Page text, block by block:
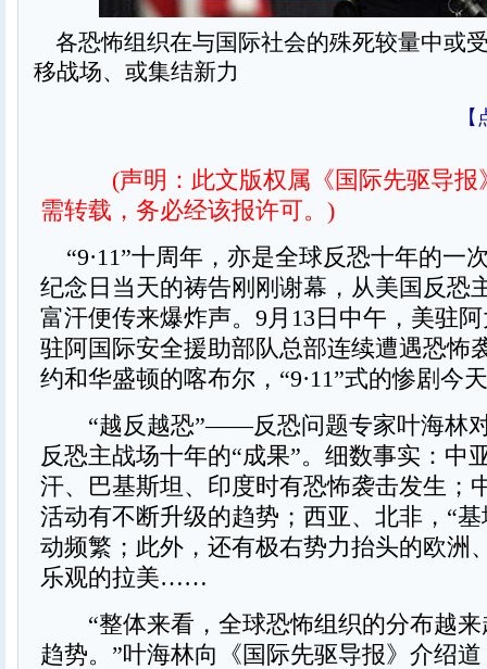
各恐怖组织在与国际社会的殊死较量中或
移战场、或集结新力
(声明：此文版权属《国际先驱导报
需转载，务必经该报许可。)
“9·11”十周年，亦是全球反恐十年的一
纪念日当天的祷告刚刚谢幕，从美国反恐
富汗便传来爆炸声。9月13日中午，美驻
驻阿国际安全援助部队总部连续遭遇恐怖
约和华盛顿的喀布尔，“9·11”式的惨剧今
“越反越恐”——反恐问题专家叶海林
反恐主战场十年的“成果”。细数事实：中
汗、巴基斯坦、印度时有恐怖袭击发生；
活动有不断升级的趋势；西亚、北非，“
动频繁；此外，还有极右势力抬头的欧洲
乐观的拉美……
“整体来看，全球恐怖组织的分布越来
趋势。”叶海林向《国际先驱导报》介绍